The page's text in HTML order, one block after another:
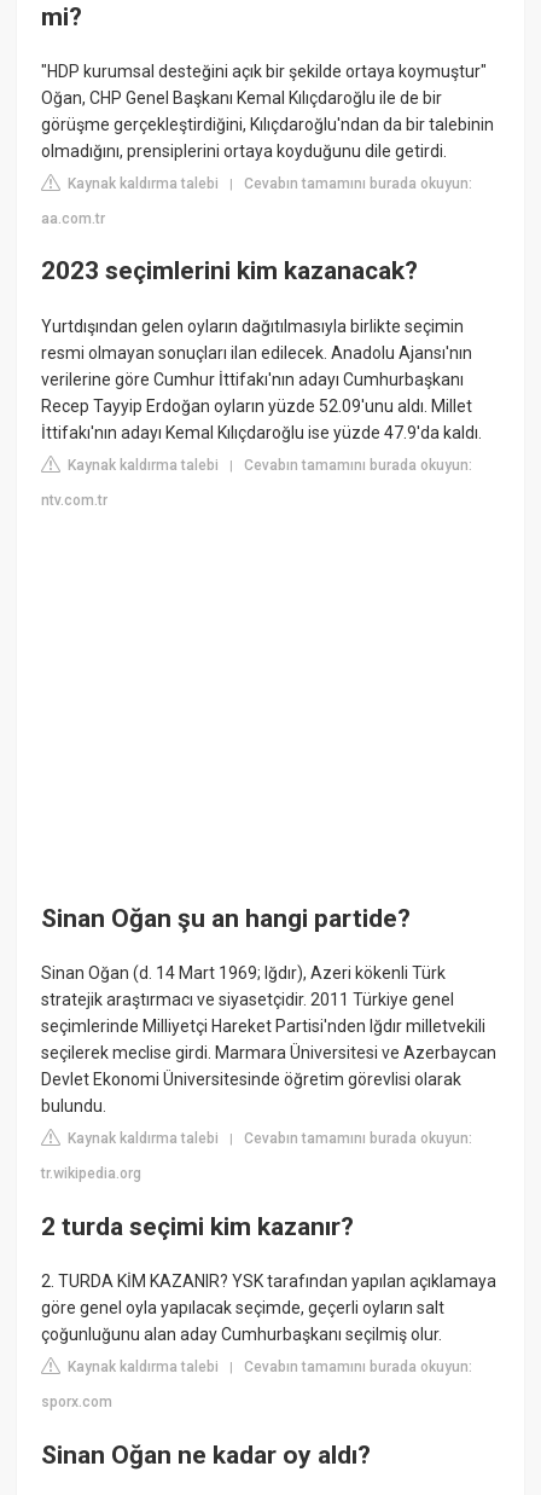
mi?
"HDP kurumsal desteğini açık bir şekilde ortaya koymuştur"
Oğan, CHP Genel Başkanı Kemal Kılıçdaroğlu ile de bir
görüşme gerçekleştirdiğini, Kılıçdaroğlu'ndan da bir talebinin
olmadığını, prensiplerini ortaya koyduğunu dile getirdi.
Kaynak kaldırma talebi |Cevabın tamamını burada okuyun:
aa.com.tr
2023 seçimlerini kim kazanacak?
Yurtdışından gelen oyların dağıtılmasıyla birlikte seçimin
resmi olmayan sonuçları ilan edilecek. Anadolu Ajansı'nın
verilerine göre Cumhur İttifakı'nın adayı Cumhurbaşkanı
Recep Tayyip Erdoğan oyların yüzde 52.09'unu aldı. Millet
İttifakı'nın adayı Kemal Kılıçdaroğlu ise yüzde 47.9'da kaldı.
Kaynak kaldırma talebi |Cevabın tamamını burada okuyun:
ntv.com.tr
Sinan Oğan şu an hangi partide?
Sinan Oğan (d. 14 Mart 1969; Iğdır), Azeri kökenli Türk
stratejik araştırmacı ve siyasetçidir. 2011 Türkiye genel
seçimlerinde Milliyetçi Hareket Partisi'nden Iğdır milletvekili
seçilerek meclise girdi. Marmara Üniversitesi ve Azerbaycan
Devlet Ekonomi Üniversitesinde öğretim görevlisi olarak
bulundu.
Kaynak kaldırma talebi |Cevabın tamamını burada okuyun:
tr.wikipedia.org
2 turda seçimi kim kazanır?
2. TURDA KİM KAZANIR? YSK tarafından yapılan açıklamaya
göre genel oyla yapılacak seçimde, geçerli oyların salt
çoğunluğunu alan aday Cumhurbaşkanı seçilmiş olur.
Kaynak kaldırma talebi |Cevabın tamamını burada okuyun:
sporx.com
Sinan Oğan ne kadar oy aldı?